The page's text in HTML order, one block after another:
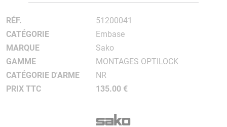
RÉF.
51200041
CATÉGORIE
Embase
MARQUE
Sako
GAMME
MONTAGES OPTILOCK
CATÉGORIE D'ARME
NR
PRIX TTC
135.00 €